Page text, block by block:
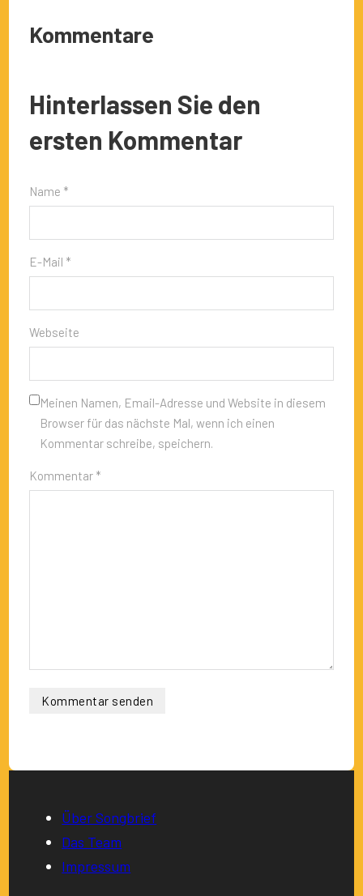
Kommentare
Hinterlassen Sie den
ersten Kommentar
Name *
E-Mail *
Webseite
Meinen Namen, Email-Adresse und Website in diesem
Browser für das nächste Mal, wenn ich einen
Kommentar schreibe, speichern.
Kommentar *
Über Songbrief
Das Team
Impressum